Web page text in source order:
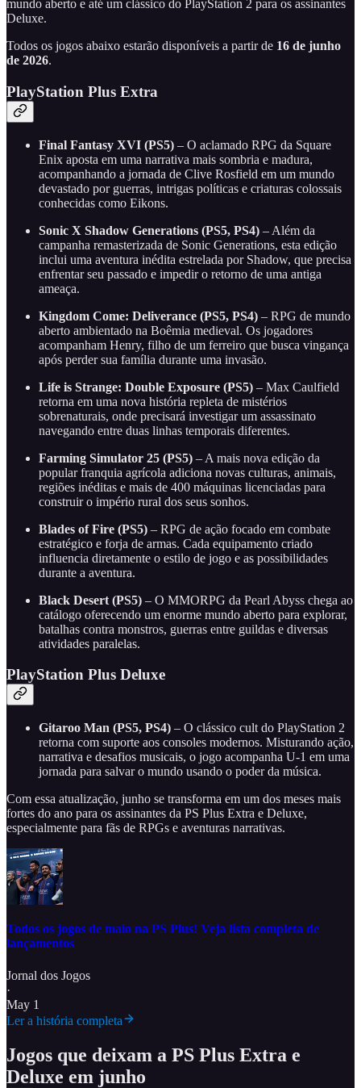
mundo aberto e até um clássico do PlayStation 2 para os assinantes
Deluxe.
Todos os jogos abaixo estarão disponíveis a partir de 16 de junho
de 2026.
PlayStation Plus Extra
Final Fantasy XVI (PS5) – O aclamado RPG da Square
Enix aposta em uma narrativa mais sombria e madura,
acompanhando a jornada de Clive Rosfield em um mundo
devastado por guerras, intrigas políticas e criaturas colossais
conhecidas como Eikons.
Sonic X Shadow Generations (PS5, PS4) – Além da
campanha remasterizada de Sonic Generations, esta edição
inclui uma aventura inédita estrelada por Shadow, que precisa
enfrentar seu passado e impedir o retorno de uma antiga
ameaça.
Kingdom Come: Deliverance (PS5, PS4) – RPG de mundo
aberto ambientado na Boêmia medieval. Os jogadores
acompanham Henry, filho de um ferreiro que busca vingança
após perder sua família durante uma invasão.
Life is Strange: Double Exposure (PS5) – Max Caulfield
retorna em uma nova história repleta de mistérios
sobrenaturais, onde precisará investigar um assassinato
navegando entre duas linhas temporais diferentes.
Farming Simulator 25 (PS5) – A mais nova edição da
popular franquia agrícola adiciona novas culturas, animais,
regiões inéditas e mais de 400 máquinas licenciadas para
construir o império rural dos seus sonhos.
Blades of Fire (PS5) – RPG de ação focado em combate
estratégico e forja de armas. Cada equipamento criado
influencia diretamente o estilo de jogo e as possibilidades
durante a aventura.
Black Desert (PS5) – O MMORPG da Pearl Abyss chega ao
catálogo oferecendo um enorme mundo aberto para explorar,
batalhas contra monstros, guerras entre guildas e diversas
atividades paralelas.
PlayStation Plus Deluxe
Gitaroo Man (PS5, PS4) – O clássico cult do PlayStation 2
retorna com suporte aos consoles modernos. Misturando ação,
narrativa e desafios musicais, o jogo acompanha U-1 em uma
jornada para salvar o mundo usando o poder da música.
Com essa atualização, junho se transforma em um dos meses mais
fortes do ano para os assinantes da PS Plus Extra e Deluxe,
especialmente para fãs de RPGs e aventuras narrativas.
Todos os jogos de maio na PS Plus! Veja lista completa de
lançamentos
Jornal dos Jogos
·
May 1
Ler a história completa
Jogos que deixam a PS Plus Extra e
Deluxe em junho